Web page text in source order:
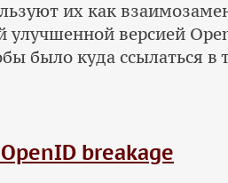
их как
улучшенной версией
было куда ссылаться в
breakage